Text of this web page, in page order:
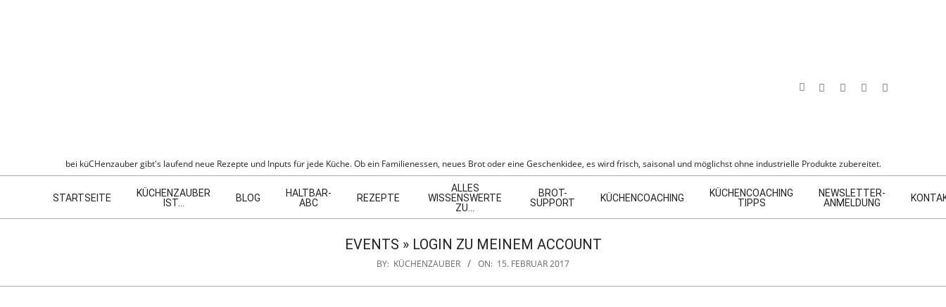
KÜCHENZAUBER
bei küCHenzauber gibt's laufend neue Rezepte und Inputs für jede Küche. Ob ein Familienessen, neues Brot oder eine Geschenkidee, es wird frisch, saisonal und möglichst ohne industrielle Produkte zubereitet.
Search
Menu
STARTSEITE
KÜCHENZAUBER
IST…
BLOG
HALTBAR-
ABC
REZEPTE
ALLES
WISSENSWERTE
ZU…
BROT-
SUPPORT
KÜCHENCOACHING
KÜCHENCOACHING
TIPPS
NEWSLETTER-
ANMELDUNG
EVENTS » LOGIN ZU MEINEM ACCOUNT
BY: KÜCHENZAUBER ON: 15. FEBRUAR 2017